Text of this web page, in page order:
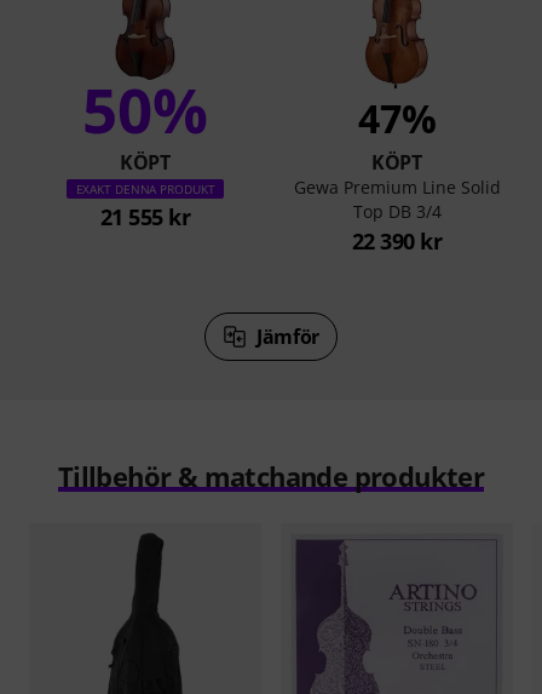
50%
KÖPT
EXAKT DENNA PRODUKT
21 555 kr
47%
KÖPT
Gewa Premium Line Solid
Top DB 3/4
22 390 kr
Jämför
Tillbehör & matchande produkter